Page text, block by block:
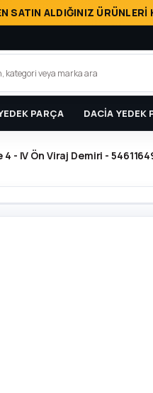
SATIN ALDIĞINIZ
PARÇA DACİA YEDEK
- IV Ön Viraj Demiri -